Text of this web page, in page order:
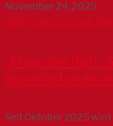
November 24, 2025
SPD-Fraktion Stadt
„Frag den Rat“:
Sprechstunde
Seit Oktober 2025 wird